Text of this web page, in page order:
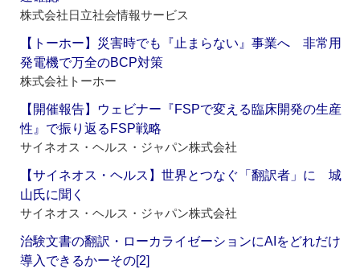
株式会社日立社会情報サービス
【トーホー】災害時でも『止まらない』事業へ 非常用
発電機で万全のBCP対策
株式会社トーホー
【開催報告】ウェビナー『FSPで変える臨床開発の生産
性』で振り返るFSP戦略
サイネオス・ヘルス・ジャパン株式会社
【サイネオス・ヘルス】世界とつなぐ「翻訳者」に 城
山氏に聞く
サイネオス・ヘルス・ジャパン株式会社
治験文書の翻訳・ローカライゼーションにAIをどれだけ
導入できるかーその[2]